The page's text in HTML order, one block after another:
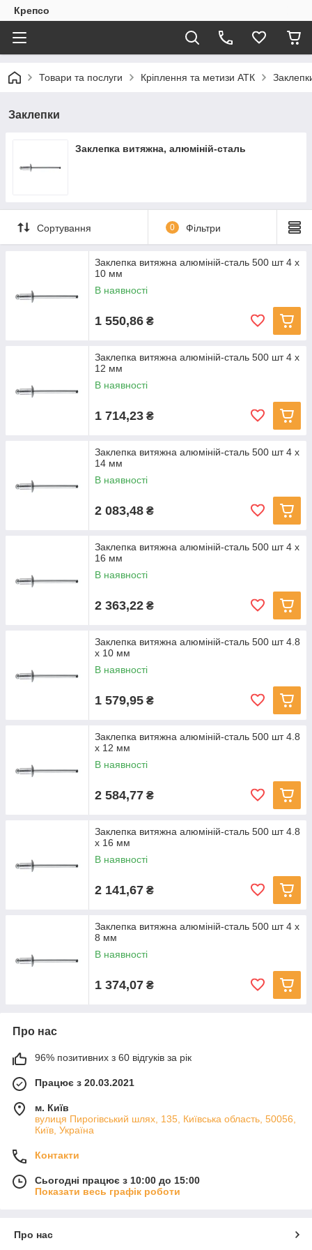
Крепсо
Товари та послуги Кріплення та метизи АТК
Заклепки
Заклепка витяжна, алюміній-сталь
Сортування 0 Фільтри
Заклепка витяжна алюміній-сталь 500 шт 4 х
10 мм
В наявності
1 550,86 ₴
Заклепка витяжна алюміній-сталь 500 шт 4 х
12 мм
В наявності
1 714,23 ₴
Заклепка витяжна алюміній-сталь 500 шт 4 х
14 мм
В наявності
2 083,48 ₴
Заклепка витяжна алюміній-сталь 500 шт 4 х
16 мм
В наявності
2 363,22 ₴
Заклепка витяжна алюміній-сталь 500 шт 4.8
х 10 мм
В наявності
1 579,95 ₴
Заклепка витяжна алюміній-сталь 500 шт 4.8
х 12 мм
В наявності
2 584,77 ₴
Заклепка витяжна алюміній-сталь 500 шт 4.8
х 16 мм
В наявності
2 141,67 ₴
Заклепка витяжна алюміній-сталь 500 шт 4 х
8 мм
В наявності
1 374,07 ₴
Про нас
96% позитивних з 60 відгуків за рік
Працює з 20.03.2021
м. Київ
вулиця Пирогівський шлях, 135, Київська область, 50056,
Київ, Україна
Контакти
Сьогодні працює з 10:00 до 15:00
Показати весь графік роботи
Про нас